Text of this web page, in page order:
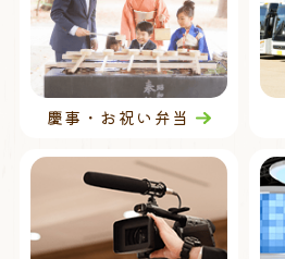
慶事・お祝い弁当